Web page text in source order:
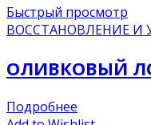
Быстрый просмотр
ВОССТАНОВЛЕНИЕ И
ОЛИВКОВЫЙ
Подробнее